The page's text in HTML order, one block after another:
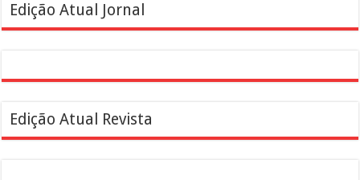
Edição Atual Jornal
Edição Atual Revista